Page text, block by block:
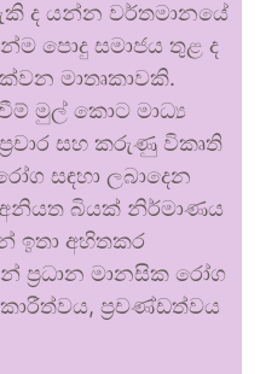
ද යන්න වර්තමානයේ
පොදු සමාජය තුළ ද
මාතෘකාවකි.
මුල් කොට මාධ්‍ය
සහ කරුණු විකෘති
සඳහා ලබාදෙන
බියක් නිර්මාණය
ඉතා අහිතකර
ප්‍රධාන මානසික රෝග
ප්‍රචණ්ඩත්වය